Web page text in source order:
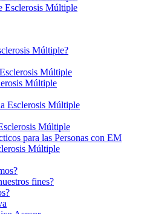
Múltiple?
Múltiple
Múltiple
Esclerosis Múltiple
Múltiple
para las Personas con EM
Múltiple
fines?